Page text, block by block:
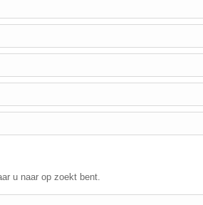
u naar op zoekt bent.